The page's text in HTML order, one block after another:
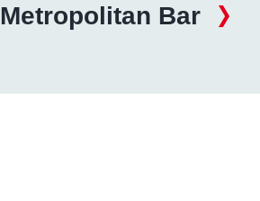
Metropolitan Bar